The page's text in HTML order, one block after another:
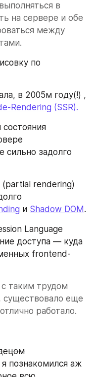
в
на сервере и обе
между
по
в 2005м году(!) ,
Rendering (SSR).
сильно задолго
(partial rendering)
и Shadow DOM .
Language
доступа — куда
frontend-
таким трудом
существовало еще
работало.
познакомился аж